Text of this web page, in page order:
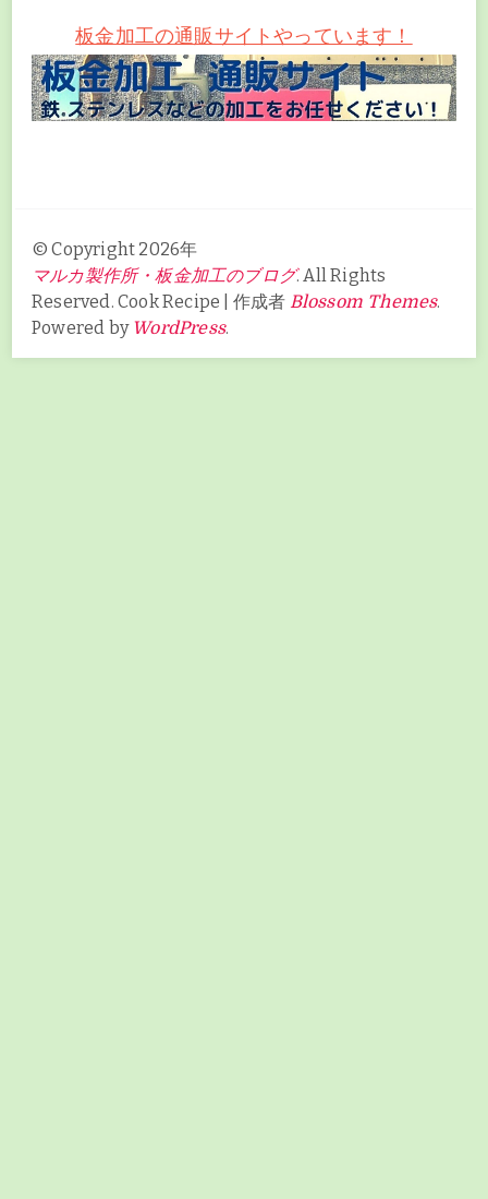
板金加工の通販サイトやっています！
© Copyright 2026年
マルカ製作所・板金加工のブログ. All Rights
Reserved. Cook Recipe | 作成者 Blossom Themes.
Powered by WordPress.